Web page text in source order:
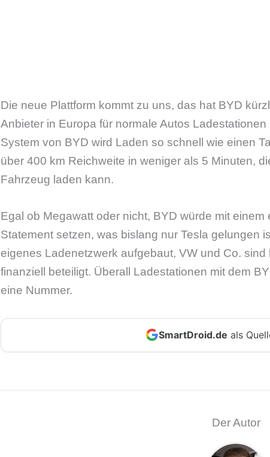
Die neue Plattform kommt zu uns, das hat BYD
Anbieter in Europa für normale Autos
System von BYD wird Laden so schnell wie einen
über 400 km Reichweite in weniger als 5 Minuten,
Fahrzeug laden kann.
Egal ob Megawatt oder nicht, BYD würde mit
Statement setzen, was bislang nur Tesla gelungen
eigenes Ladenetzwerk aufgebaut, VW und Co. sind
finanziell beteiligt. Überall Ladestationen mit dem
eine Nummer.
SmartDroid.de als
Der Autor